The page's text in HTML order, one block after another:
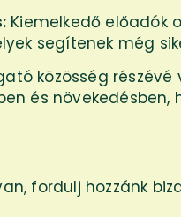
Kiemelkedő előadók
segítenek még
közösség
és növekedésben,
fordulj hozzánk